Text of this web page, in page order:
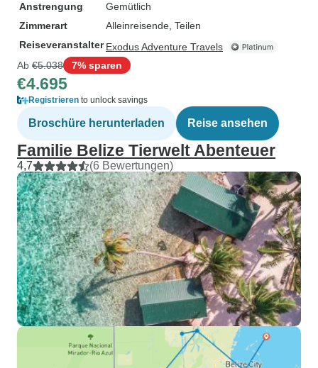
Anstrengung
Gemütlich
Zimmerart
Alleinreisende, Teilen
Reiseveranstalter Exodus Adventure Travels
Ab €5.038 7% sparen
€4.695
Registrieren to unlock savings
Broschüre herunterladen Reise ansehen
Familie Belize Tierwelt Abenteuer
4,7 (6 Bewertungen)